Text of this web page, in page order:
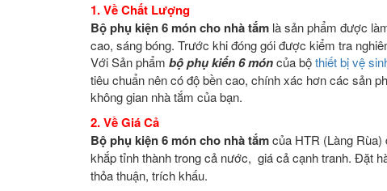
1. Về Chất Lượng
Bộ phụ kiện 6 món cho nhà tắm là sản phẩm được
cao, sáng bóng. Trước khi đóng gói được kiểm tra
VớiSản phẩm bộ phụ kiến 6 móncủa bộthiết bị vệ
tiêu chuẩn nên có độ bền cao, chính xác hơn các sản
không gian nhà tắm của bạn.
2. Về Giá Cả
Bộ phụ kiện 6 món cho nhà tắmcủa HTR (Làng
khắp tỉnh thành trong cả nước, giá cả cạnh tranh. Đặt
thỏa thuận, trích khấu.